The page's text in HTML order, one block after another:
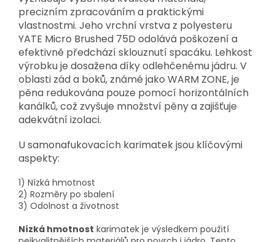
precizním zpracováním a praktickými
vlastnostmi. Jeho vrchní vrstva z polyesteru
YATE Micro Brushed 75D odolává poškození a
efektivně předchází sklouznutí spacáku. Lehkost
výrobku je dosažena díky odlehčenému jádru. V
oblasti zád a boků, známé jako WARM ZONE, je
pěna redukována pouze pomocí horizontálních
kanálků, což zvyšuje množství pěny a zajišťuje
adekvátní izolaci.
U samonafukovacích karimatek jsou klíčovými
aspekty:
1) Nízká hmotnost
2) Rozměry po sbalení
3) Odolnost a životnost
Nízká hmotnost karimatek je výsledkem použití